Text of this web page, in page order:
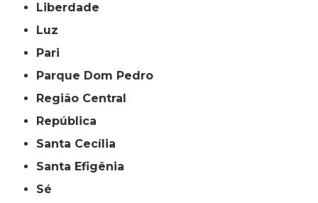
Liberdade
Luz
Pari
Parque Dom Pedro
Região Central
República
Santa Cecília
Santa Efigênia
Sé